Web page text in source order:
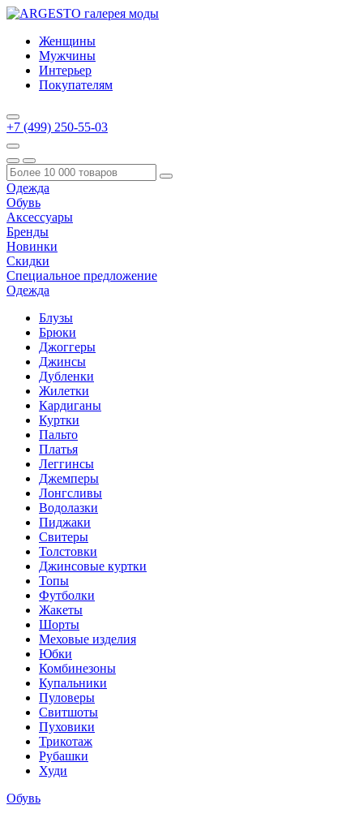
Женщины
Мужчины
Интерьер
Покупателям
+7 (499) 250-55-03
Одежда
Обувь
Аксессуары
Бренды
Новинки
Скидки
Специальное предложение
Одежда
Блузы
Брюки
Джоггеры
Джинсы
Дубленки
Жилетки
Кардиганы
Куртки
Пальто
Платья
Леггинсы
Джемперы
Лонгсливы
Водолазки
Пиджаки
Свитеры
Толстовки
Джинсовые куртки
Топы
Футболки
Жакеты
Шорты
Меховые изделия
Юбки
Комбинезоны
Купальники
Пуловеры
Свитшоты
Пуховики
Трикотаж
Рубашки
Худи
Обувь